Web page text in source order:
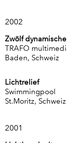
2002
Zwölf
TRAFO
Baden, Schweiz
Lichtrelief
Swimmingpool
St.Moritz, Schweiz
2001